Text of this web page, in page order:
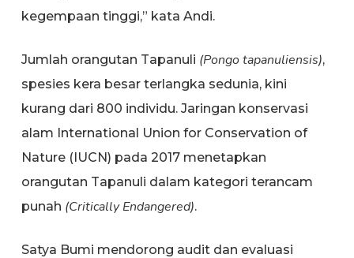
kegempaan tinggi,” kata Andi.
Jumlah orangutan Tapanuli (Pongo tapanuliensis),
spesies kera besar terlangka sedunia, kini
kurang dari 800 individu. Jaringan konservasi
alam International Union for Conservation of
Nature (IUCN) pada 2017 menetapkan
orangutan Tapanuli dalam kategori terancam
punah (Critically Endangered).
Satya Bumi mendorong audit dan evaluasi